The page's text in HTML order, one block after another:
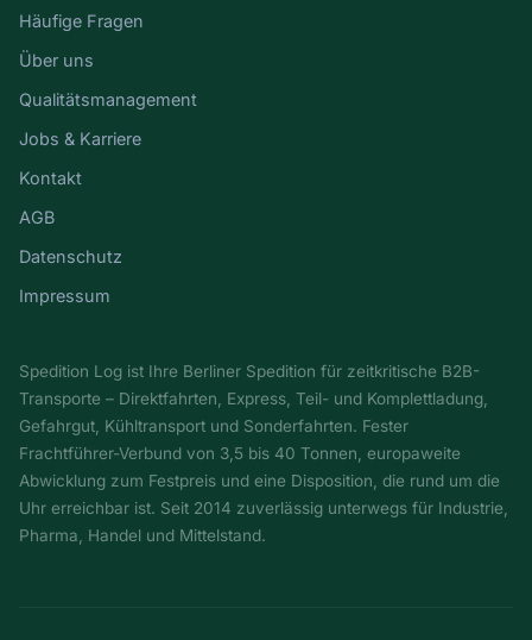
Häufige Fragen
Über uns
Qualitätsmanagement
Jobs & Karriere
Kontakt
AGB
Datenschutz
Impressum
Spedition Log ist Ihre Berliner Spedition für zeitkritische B2B-
Transporte – Direktfahrten, Express, Teil- und Komplettladung,
Gefahrgut, Kühltransport und Sonderfahrten. Fester
Frachtführer-Verbund von 3,5 bis 40 Tonnen, europaweite
Abwicklung zum Festpreis und eine Disposition, die rund um die
Uhr erreichbar ist. Seit 2014 zuverlässig unterwegs für Industrie,
Pharma, Handel und Mittelstand.